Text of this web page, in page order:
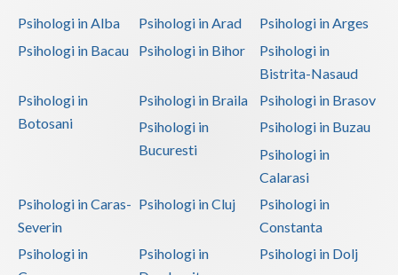
Psihologi in Alba Psihologi in Arad
Psihologi in Arges
Psihologi in Bacau
Psihologi in Bihor
Psihologi in
Bistrita-Nasaud
Psihologi in
Botosani
Psihologi in Braila
Psihologi in Brasov
Psihologi in
Bucuresti
Psihologi in Buzau
Psihologi in
Calarasi
Psihologi in Caras-
Severin
Psihologi in Cluj
Psihologi in
Constanta
Psihologi in
Psihologi in
Psihologi in Dolj